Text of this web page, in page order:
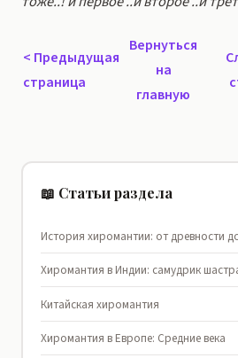
< Предыдущая
страница
Вернуться
на
главную
📖 Статьи раздела
История хиромантии: от древности
Хиромантия в Индии: самудрик
Китайская хиромантия
Хиромантия в Европе: Средние века